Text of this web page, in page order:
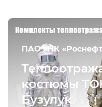
ПАО «НК
костюмы
Бузулук